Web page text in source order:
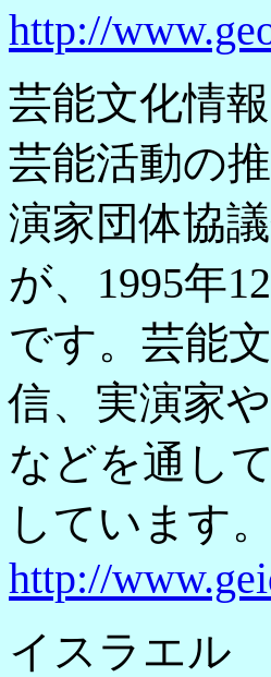
http://
芸能文化情
芸能活動の
演家団体協
が、1995年
です。芸能
信、実演家
などを通し
しています。
http://
イスラエル